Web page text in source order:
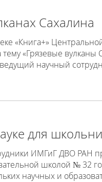
Сахалина
«Книга+»
«Грязевые
ведущий научный
для
ИМГиГ ДВО РАН
школой № 32
научных и